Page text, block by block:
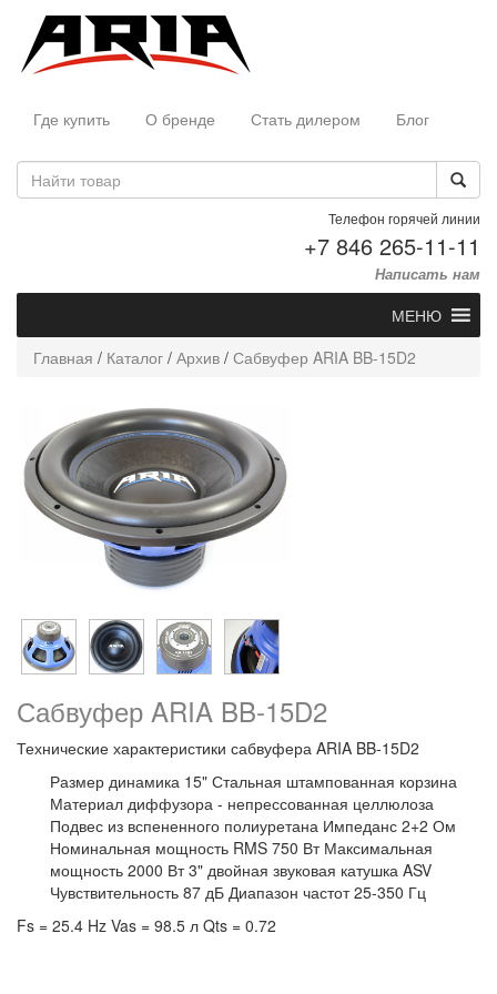
Где купить О бренде Стать дилером Блог
Телефон горячей линии
+7 846 265-11-11
Написать нам
МЕНЮ
Главная / Каталог / Архив / Сабвуфер ARIA BB-15D2
Сабвуфер ARIA BB-15D2
Технические характеристики сабвуфера ARIA BB-15D2
Размер динамика 15" Стальная штампованная корзина
Материал диффузора - непрессованная целлюлоза
Подвес из вспененного полиуретана Импеданс 2+2 Ом
Номинальная мощность RMS 750 Вт Максимальная
мощность 2000 Вт 3" двойная звуковая катушка ASV
Чувствительность 87 дБ Диапазон частот 25-350 Гц
Fs = 25.4 Hz Vas = 98.5 л Qts = 0.72